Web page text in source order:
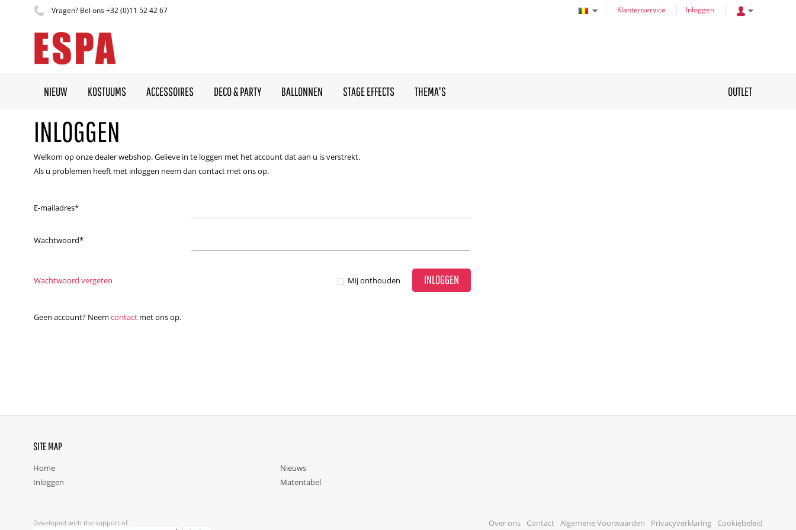
Vragen? Bel ons +32 (0)11 52 42 67 Klantenservice Inloggen
NIEUW KOSTUUMS ACCESSOIRES DECO & PARTY BALLONNEN STAGE EFFECTS THEMA'S OUTLET
INLOGGEN
Welkom op onze dealer webshop. Gelieve in te loggen met het account dat aan u is verstrekt.
Als u problemen heeft met inloggen neem dan contact met ons op.
E-mailadres*
Wachtwoord*
Wachtwoord vergeten Mij onthouden INLOGGEN
Geen account? Neem contact met ons op.
SITE MAP
Home
Inloggen
Nieuws
Matentabel
Developed with the support of Over ons Contact Algemene Voorwaarden Privacyverklaring Cookiebeleid